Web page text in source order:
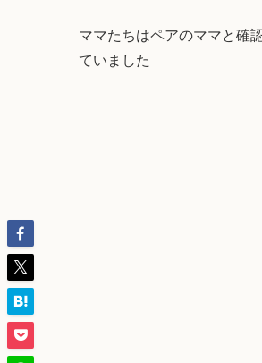
ママたちはペアのママと確
ていました